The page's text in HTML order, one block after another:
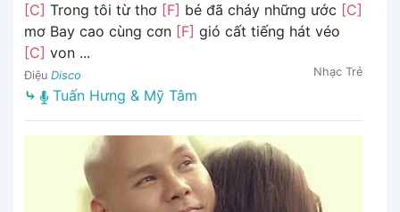
[C] Trong tôi từ thơ [F] bé đã cháy những ước [C]
mơ Bay cao cùng cơn [F] gió cất tiếng hát véo
[C] von ...
Điệu Disco Nhạc Trẻ
⤷ Tuấn Hưng & Mỹ Tâm